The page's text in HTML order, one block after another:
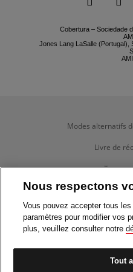
Cobertura – Sociedade
Jones Lang LaSalle (Portugal),
Modes alternatifs
Livre de
Termes
Politique
Nous respectons
Vous pouvez accepter tous
paramètres pour modifier vos
plus, veuillez consulter notre
Tout